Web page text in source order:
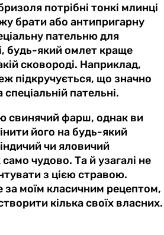
потрібні тонкі млинці
брати або антипригарну
пательню для
будь-який омлет краще
сковороді. Наприклад,
підкручується, що значно
пательні.
свинячий фарш, однак ви
його на будь-який
чи яловичий
чудово. Та й узагалі не
з цією стравою.
за моїм класичним рецептом,
кілька своїх власних.